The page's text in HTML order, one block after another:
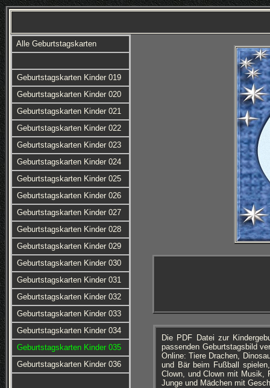
Alle Geburtstagskarten
Geburtstagskarten Kinder 019
Geburtstagskarten Kinder 020
Geburtstagskarten Kinder 021
Geburtstagskarten Kinder 022
Geburtstagskarten Kinder 023
Geburtstagskarten Kinder 024
Geburtstagskarten Kinder 025
Geburtstagskarten Kinder 026
Geburtstagskarten Kinder 027
Geburtstagskarten Kinder 028
Geburtstagskarten Kinder 029
Geburtstagskarten Kinder 030
Geburtstagskarten Kinder 031
Geburtstagskarten Kinder 032
Geburtstagskarten Kinder 033
Geburtstagskarten Kinder 034
Geburtstagskarten Kinder 035
Geburtstagskarten Kinder 036
Die PDF Datei zur
passenden Geburtstagsbild
Online: Tiere Drachen,
und Bär beim Fußball
Clown, und Clown mit Musik,
Junge und Mädchen mit